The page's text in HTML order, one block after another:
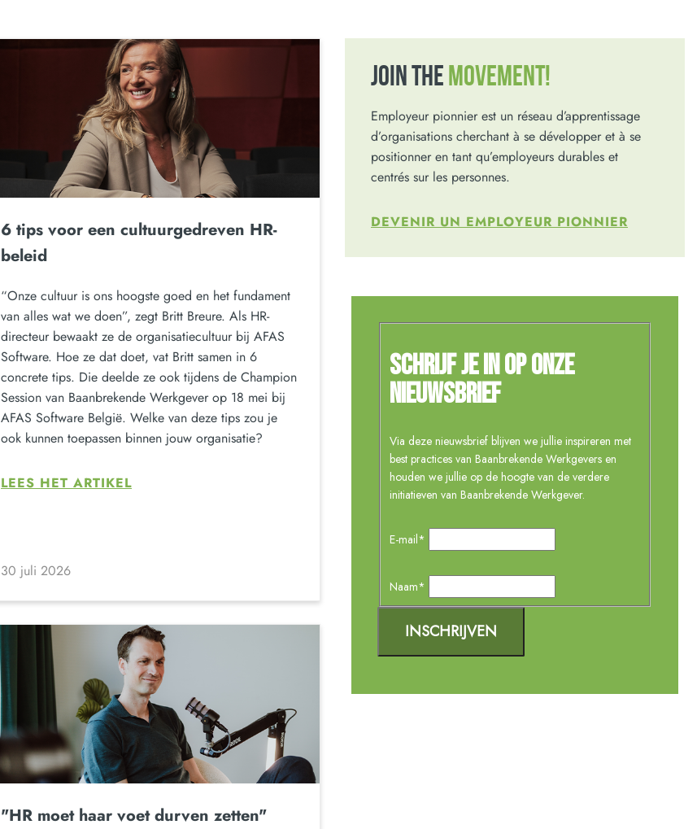
6 tips voor een cultuurgedreven HR-
beleid
“Onze cultuur is ons hoogste goed en het fundament
van alles wat we doen”, zegt Britt Breure. Als HR-
directeur bewaakt ze de organisatiecultuur bij AFAS
Software. Hoe ze dat doet, vat Britt samen in 6
concrete tips. Die deelde ze ook tijdens de Champion
Session van Baanbrekende Werkgever op 18 mei bij
AFAS Software België. Welke van deze tips zou je
ook kunnen toepassen binnen jouw organisatie?
LEES HET ARTIKEL
30 juli 2026
"HR moet haar voet durven zetten"
JOIN THE MOVEMENT!
Employeur pionnier est un réseau d’apprentissage
d’organisations cherchant à se développer et à se
positionner en tant qu’employeurs durables et
centrés sur les personnes.
DEVENIR UN EMPLOYEUR PIONNIER